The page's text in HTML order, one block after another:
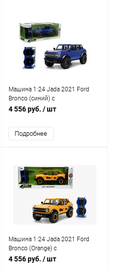
Машина 1:24 Jada 2021 Ford
Bronco (синий) с
дополнительным комплектом
4 556 руб. / шт
Подробнее
Машина 1:24 Jada 2021 Ford
Bronco (Orange) с
дополнительным комплектом
4 556 руб. / шт